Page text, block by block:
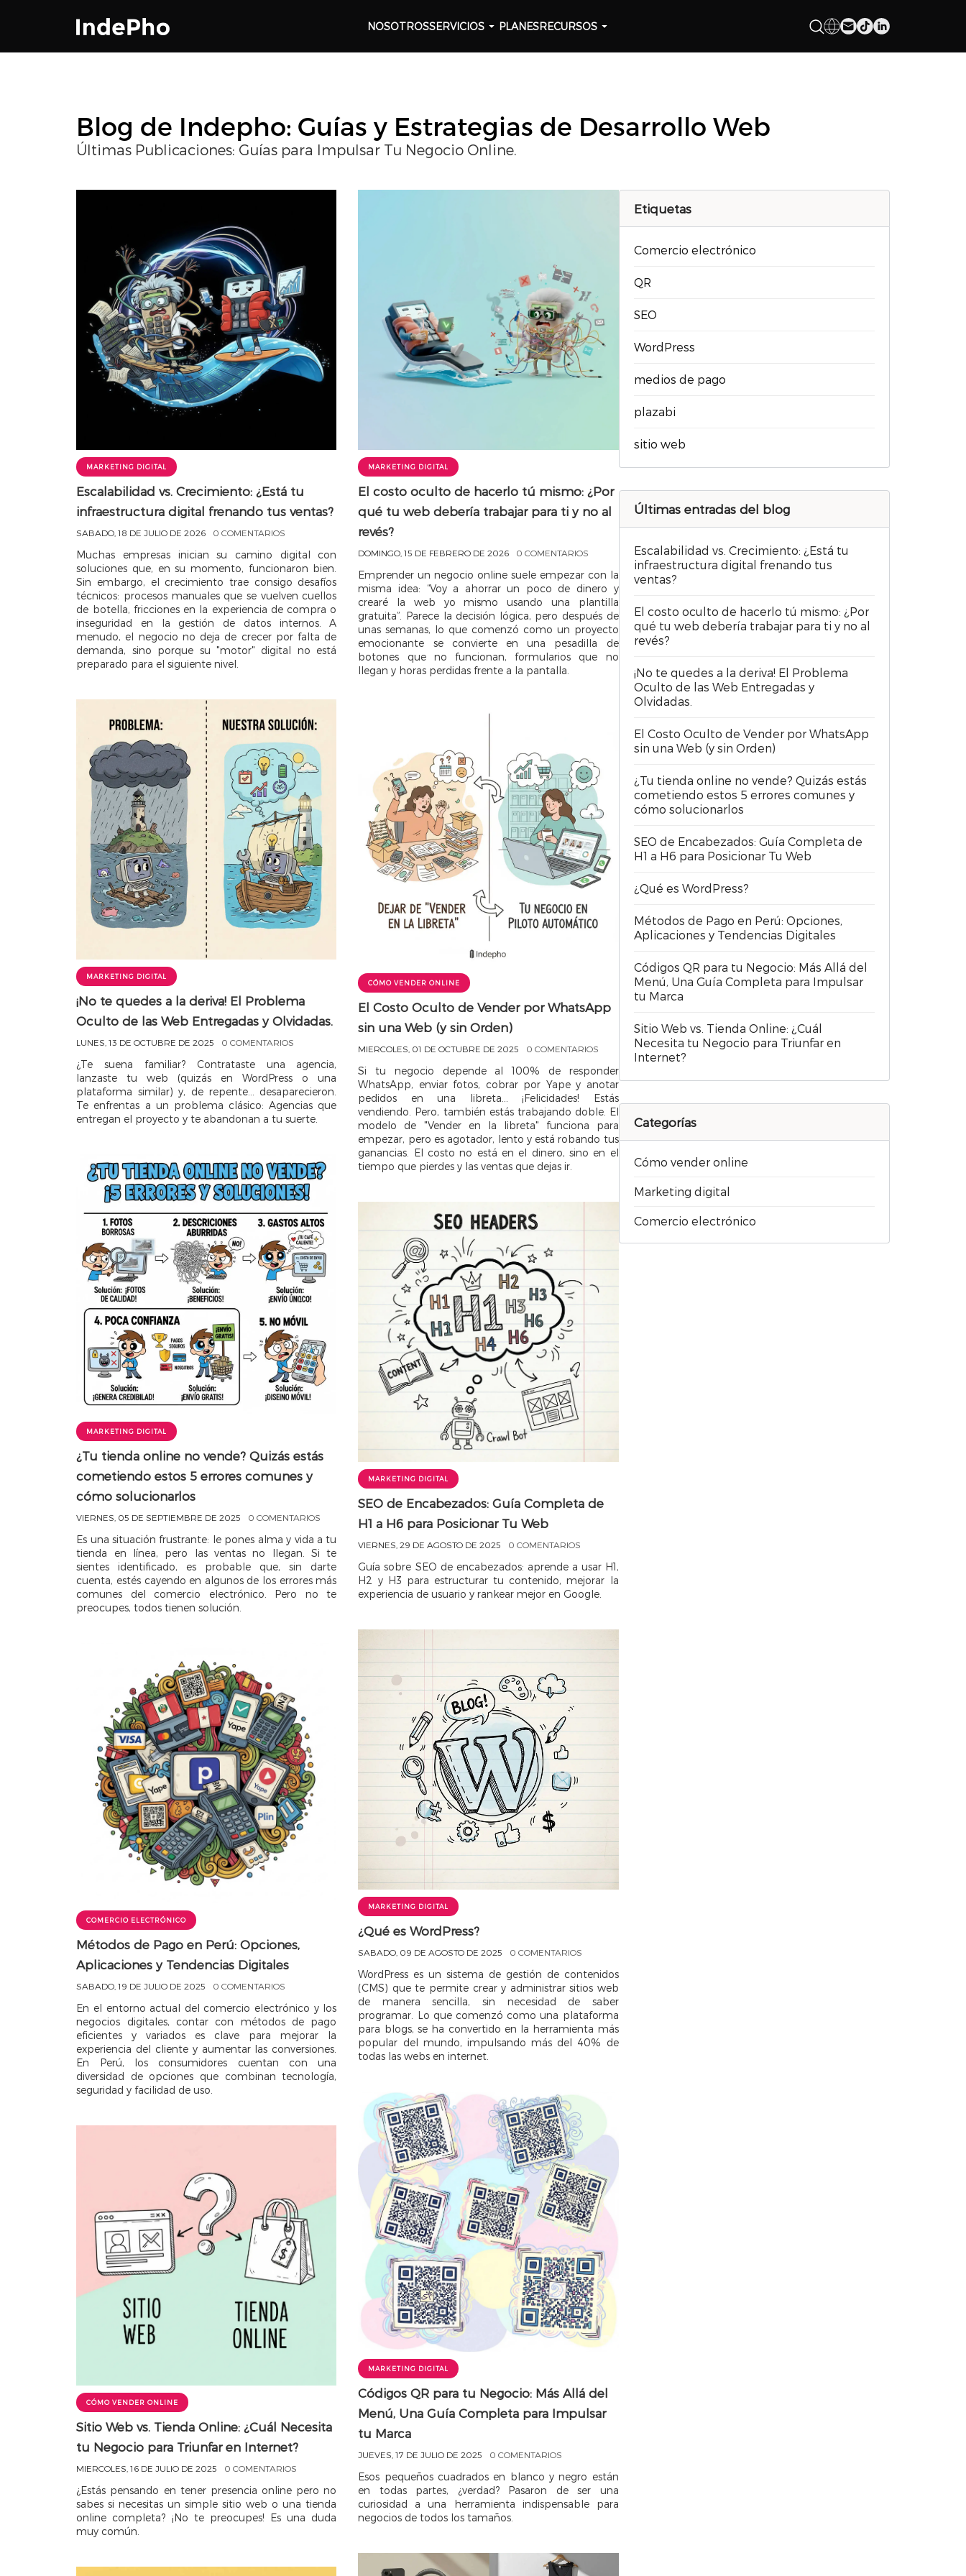
NOSOTROSSERVICIOS PLANESRECURSOS
Blog de Indepho: Guías y Estrategias de Desarrollo Web
Últimas Publicaciones: Guías para Impulsar Tu Negocio Online.
MARKETING DIGITAL
Escalabilidad vs. Crecimiento: ¿Está tu
infraestructura digital frenando tus ventas?
SABADO, 18 DE JULIO DE 2026 0 COMENTARIOS
Muchas empresas inician su camino digital con
soluciones que, en su momento, funcionaron bien.
Sin embargo, el crecimiento trae consigo desafíos
técnicos: procesos manuales que se vuelven cuellos
de botella, fricciones en la experiencia de compra o
inseguridad en la gestión de datos internos. A
menudo, el negocio no deja de crecer por falta de
demanda, sino porque su "motor" digital no está
preparado para el siguiente nivel.
MARKETING DIGITAL
El costo oculto de hacerlo tú mismo: ¿Por
qué tu web debería trabajar para ti y no al
revés?
DOMINGO, 15 DE FEBRERO DE 2026 0 COMENTARIOS
Emprender un negocio online suele empezar con la
misma idea: “Voy a ahorrar un poco de dinero y
crearé la web yo mismo usando una plantilla
gratuita”. Parece la decisión lógica, pero después de
unas semanas, lo que comenzó como un proyecto
emocionante se convierte en una pesadilla de
botones que no funcionan, formularios que no
llegan y horas perdidas frente a la pantalla.
MARKETING DIGITAL
¡No te quedes a la deriva! El Problema
Oculto de las Web Entregadas y Olvidadas.
LUNES, 13 DE OCTUBRE DE 2025 0 COMENTARIOS
¿Te suena familiar? Contrataste una agencia,
lanzaste tu web (quizás en WordPress o una
plataforma similar) y, de repente... desaparecieron.
Te enfrentas a un problema clásico: Agencias que
entregan el proyecto y te abandonan a tu suerte.
CÓMO VENDER ONLINE
El Costo Oculto de Vender por WhatsApp
sin una Web (y sin Orden)
MIERCOLES, 01 DE OCTUBRE DE 2025 0 COMENTARIOS
Si tu negocio depende al 100% de responder
WhatsApp, enviar fotos, cobrar por Yape y anotar
pedidos en una libreta... ¡Felicidades! Estás
vendiendo. Pero, también estás trabajando doble. El
modelo de "Vender en la libreta" funciona para
empezar, pero es agotador, lento y está robando tus
ganancias. El costo no está en el dinero, sino en el
tiempo que pierdes y las ventas que dejas ir.
MARKETING DIGITAL
¿Tu tienda online no vende? Quizás estás
cometiendo estos 5 errores comunes y
cómo solucionarlos
VIERNES, 05 DE SEPTIEMBRE DE 2025 0 COMENTARIOS
Es una situación frustrante: le pones alma y vida a tu
tienda en línea, pero las ventas no llegan. Si te
sientes identificado, es probable que, sin darte
cuenta, estés cayendo en algunos de los errores más
comunes del comercio electrónico. Pero no te
preocupes, todos tienen solución.
MARKETING DIGITAL
SEO de Encabezados: Guía Completa de
H1 a H6 para Posicionar Tu Web
VIERNES, 29 DE AGOSTO DE 2025 0 COMENTARIOS
Guía sobre SEO de encabezados: aprende a usar H1,
H2 y H3 para estructurar tu contenido, mejorar la
experiencia de usuario y rankear mejor en Google.
MARKETING DIGITAL
¿Qué es WordPress?
SABADO, 09 DE AGOSTO DE 2025 0 COMENTARIOS
WordPress es un sistema de gestión de contenidos
(CMS) que te permite crear y administrar sitios web
de manera sencilla, sin necesidad de saber
programar. Lo que comenzó como una plataforma
para blogs, se ha convertido en la herramienta más
popular del mundo, impulsando más del 40% de
todas las webs en internet.
COMERCIO ELECTRÓNICO
Métodos de Pago en Perú: Opciones,
Aplicaciones y Tendencias Digitales
SABADO, 19 DE JULIO DE 2025 0 COMENTARIOS
En el entorno actual del comercio electrónico y los
negocios digitales, contar con métodos de pago
eficientes y variados es clave para mejorar la
experiencia del cliente y aumentar las conversiones.
En Perú, los consumidores cuentan con una
diversidad de opciones que combinan tecnología,
seguridad y facilidad de uso.
MARKETING DIGITAL
Códigos QR para tu Negocio: Más Allá del
Menú, Una Guía Completa para Impulsar
tu Marca
JUEVES, 17 DE JULIO DE 2025 0 COMENTARIOS
Esos pequeños cuadrados en blanco y negro están
en todas partes, ¿verdad? Pasaron de ser una
curiosidad a una herramienta indispensable para
negocios de todos los tamaños.
CÓMO VENDER ONLINE
Sitio Web vs. Tienda Online: ¿Cuál Necesita
tu Negocio para Triunfar en Internet?
MIERCOLES, 16 DE JULIO DE 2025 0 COMENTARIOS
¿Estás pensando en tener presencia online pero no
sabes si necesitas un simple sitio web o una tienda
online completa? ¡No te preocupes! Es una duda
muy común.
Etiquetas
Comercio electrónico
QR
SEO
WordPress
medios de pago
plazabi
sitio web
Últimas entradas del blog
Escalabilidad vs. Crecimiento: ¿Está tu
infraestructura digital frenando tus
ventas?
El costo oculto de hacerlo tú mismo: ¿Por
qué tu web debería trabajar para ti y no al
revés?
¡No te quedes a la deriva! El Problema
Oculto de las Web Entregadas y
Olvidadas.
El Costo Oculto de Vender por WhatsApp
sin una Web (y sin Orden)
¿Tu tienda online no vende? Quizás estás
cometiendo estos 5 errores comunes y
cómo solucionarlos
SEO de Encabezados: Guía Completa de
H1 a H6 para Posicionar Tu Web
¿Qué es WordPress?
Métodos de Pago en Perú: Opciones,
Aplicaciones y Tendencias Digitales
Códigos QR para tu Negocio: Más Allá del
Menú, Una Guía Completa para Impulsar
tu Marca
Sitio Web vs. Tienda Online: ¿Cuál
Necesita tu Negocio para Triunfar en
Internet?
Categorías
Cómo vender online
Marketing digital
Comercio electrónico